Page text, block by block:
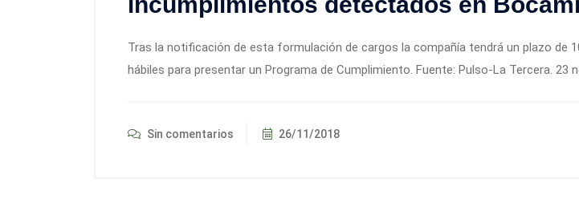
Tras la notificación de esta formulación de cargos la compañía tendrá un plazo de
hábiles para presentar un Programa de Cumplimiento. Fuente: Pulso-La Tercera. 23
Sin comentarios 26/11/2018